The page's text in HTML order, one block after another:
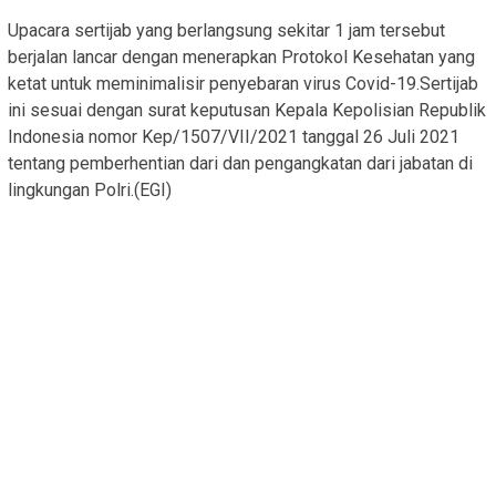
Upacara sertijab yang berlangsung sekitar 1 jam tersebut
berjalan lancar dengan menerapkan Protokol Kesehatan yang
ketat untuk meminimalisir penyebaran virus Covid-19.Sertijab
ini sesuai dengan surat keputusan Kepala Kepolisian Republik
Indonesia nomor Kep/1507/VII/2021 tanggal 26 Juli 2021
tentang pemberhentian dari dan pengangkatan dari jabatan di
lingkungan Polri.(EGI)